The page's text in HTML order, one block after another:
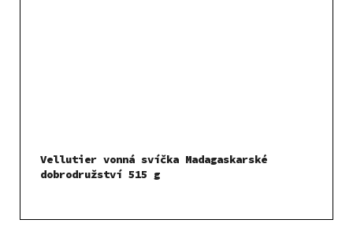
Vellutier vonná svíčka Madagaskarské
dobrodružství 515 g